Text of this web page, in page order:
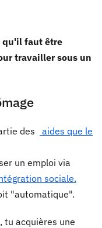
qu'il faut être
travailler sous un
des
aides que le
un emploi via
sociale.
"automatique".
tu acquières une